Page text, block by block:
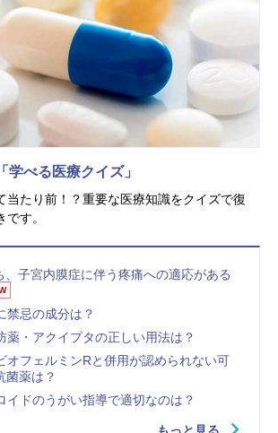
学べる医療クイズ」
当たり前！？重要な医療知識をクイズで復
す。
、子宮内膜症に伴う疼痛への適応がある
禁忌の成分は？
薬・アクイプタの正しい用法は？
オフェルミンRと併用が認められない可
菌薬は？
イドのうがい指導で適切なのは？
もっと見る